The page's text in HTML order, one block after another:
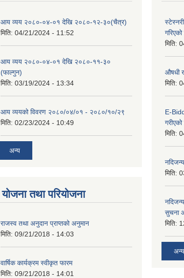
आय व्यय २०८०-०४-०१ देखि २०८०-१२-३०(चैत्र)
मिति: 04/21/2024 - 11:52
आय व्यय २०८०-०४-०१ देखि २०८०-११-३०
(फाल्गुन)
मिति: 03/19/2024 - 13:34
आय व्ययको विवरण २०८०/०४/०१ - २०८०/१०/२९
मिति: 02/23/2024 - 10:49
अन्य
योजना तथा परियोजना
राजस्व तथा अनुदान प्राप्तको अनुमान
मिति: 09/21/2018 - 14:03
वार्षिक कार्यक्रम स्वीकृत फारम
मिति: 09/21/2018 - 14:01
मिति:
औषधी
मिति:
E-
मिति:
मिति:
सुचना
मिति:
अन्य